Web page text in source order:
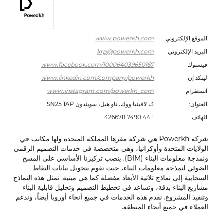
الموقع الإلكتروني
www.powerkh.com
البريد الإلكتروني
krp@powerkh.com
فيسبوك
www.facebook.com/100064039650167
لينكد إن
www.linkedin.com/company/powerkh
انستقرام
www.instagram.com/powerkh_com
العنوان:
3، لافينيا ووك، تاو هيل، سويندون SN25 1AP
الهاتف
+44 7490 426678
شركة Powerkh هي شركة مقرها المملكة المتحدة ولها مكاتب في
الولايات المتحدة وأوكرانيا، وهي متخصصة في خدمات التصميم الرقمي
ونمذجة معلومات البناء (BIM). ينصب تركيزنا الأساسي على المسح
الضوئي لنمذجة معلومات البناء، حيث نقوم بتحويل بيانات النقاط
السحابية إلى نماذج ثلاثية الأبعاد مفصلة كما هي مبنية. تمثل هذه النماذج
مشاريع البناء بدقة، وتساعد في تخطيط التصميم وتحليل قابلية البناء
وتنفيذ المشروع. نقدم هذه الخدمات في جميع أنحاء أوروبا أيضاً، وندعم
العملاء في جميع أنحاء المنطقة.